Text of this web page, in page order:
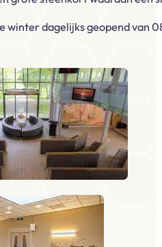
winter dagelijks geopend